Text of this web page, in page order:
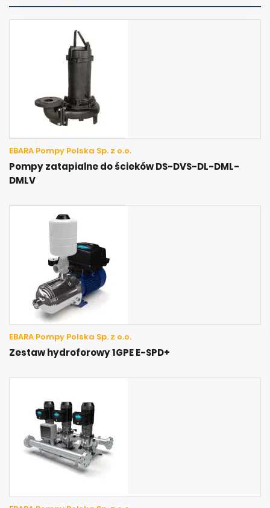
EBARA Pompy Polska Sp. z o.o.
Pompy zatapialne do ścieków DS-DVS-DL-DML-
DMLV
EBARA Pompy Polska Sp. z o.o.
Zestaw hydroforowy 1GPE E-SPD+